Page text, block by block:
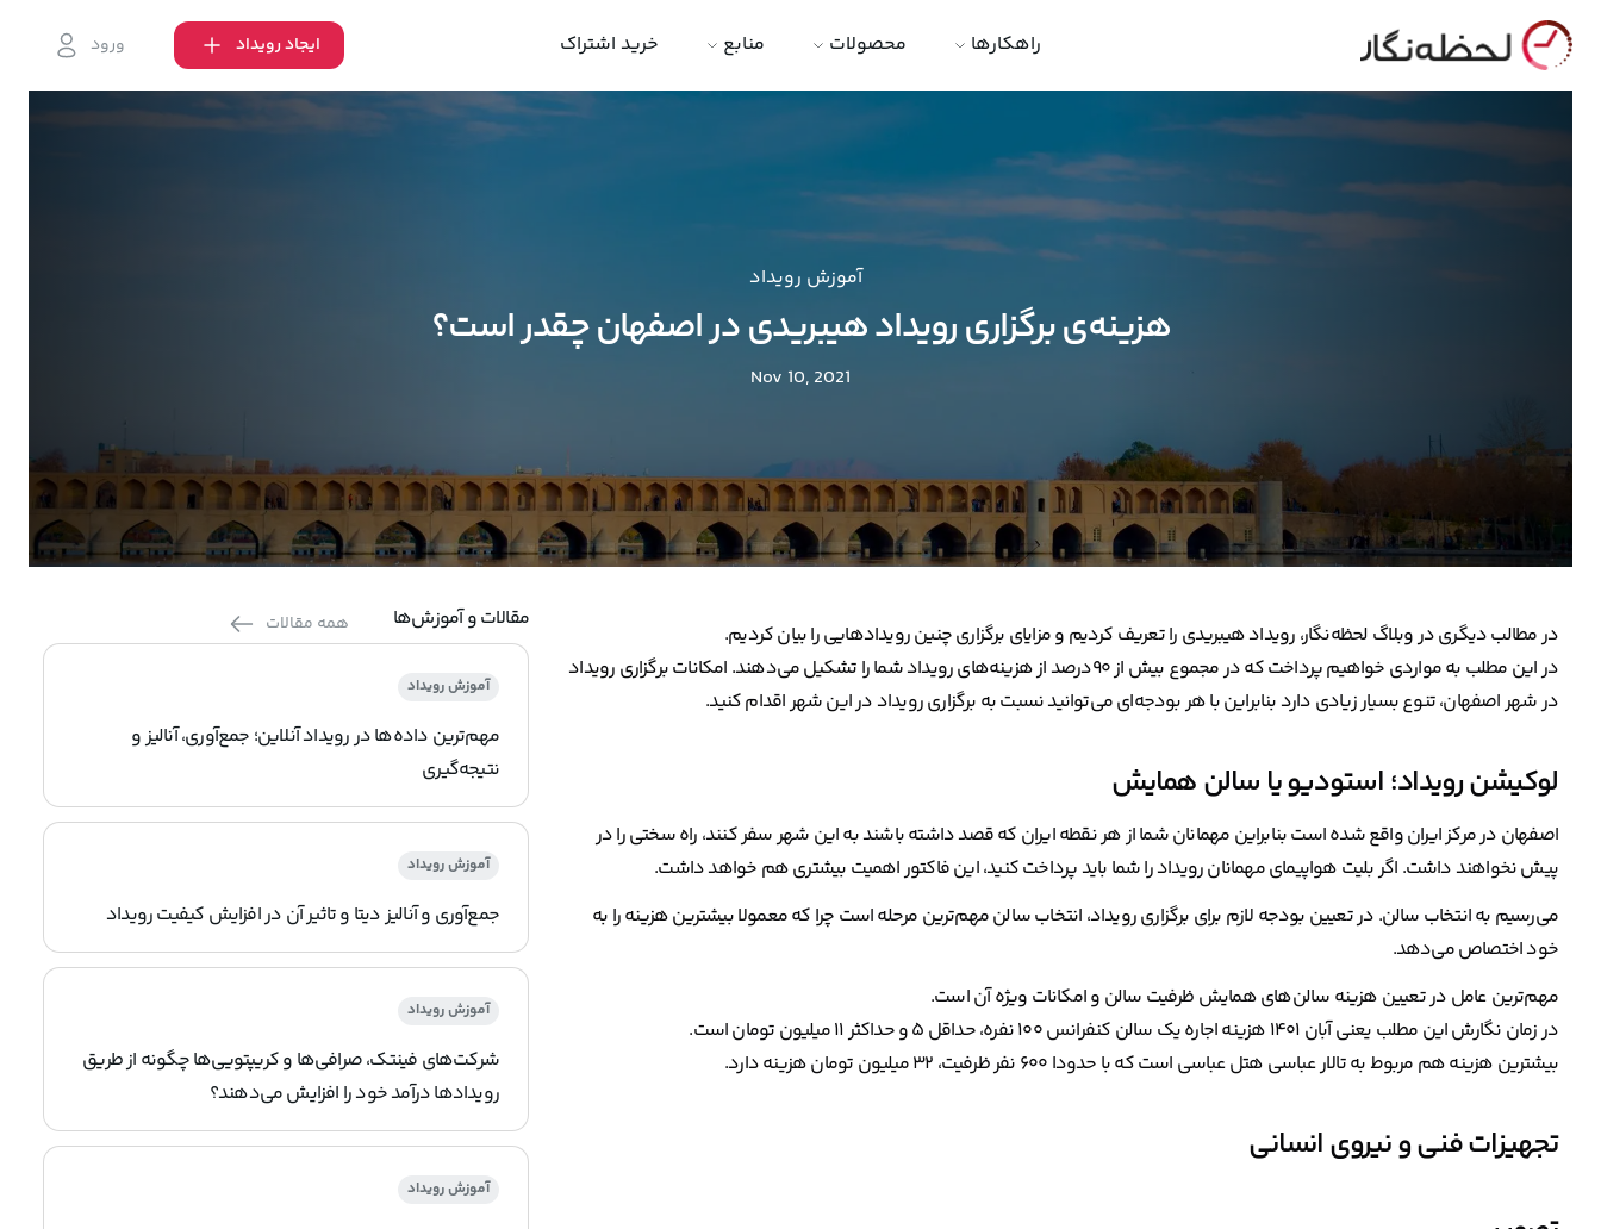
راهکارها محصولات منابع خرید اشتراک ایجاد رویداد ورود
آموزش رویداد
هزینه‌ی برگزاری رویداد هیبریدی در اصفهان چقدر است؟
Nov 10, 2021
در مطالب دیگری در وبلاگ لحظه‌نگار، رویداد هیبریدی را تعریف کردیم و مزایای برگزاری چنین رویدادهایی را بیان کردیم.
در این مطلب به مواردی خواهیم پرداخت که در مجموع بیش از ۹۰درصد از هزینه‌های رویداد شما را تشکیل می‌دهند. امکانات برگزاری رویداد
در شهر اصفهان، تنوع بسیار زیادی دارد بنابراین با هر بودجه‌ای می‌توانید نسبت به برگزاری رویداد در این شهر اقدام کنید.
لوکیشن رویداد؛ استودیو یا سالن همایش
اصفهان در مرکز ایران واقع شده است بنابراین مهمانان شما از هر نقطه ایران که قصد داشته باشند به این شهر سفر کنند، راه سختی را در
پیش نخواهند داشت. اگر بلیت هواپیمای مهمانان رویداد را شما باید پرداخت کنید، این فاکتور اهمیت بیشتری هم خواهد داشت.
می‌رسیم به انتخاب سالن. در تعیین بودجه لازم برای برگزاری رویداد، انتخاب سالن مهم‌ترین مرحله است چرا که معمولا بیشترین هزینه را به
خود اختصاص می‌دهد.
مهم‌ترین عامل در تعیین هزینه سالن‌های همایش ظرفیت سالن و امکانات ویژه آن است.
در زمان نگارش این مطلب یعنی آبان ۱۴۰۱ هزینه اجاره یک سالن کنفرانس ۱۰۰ نفره، حداقل ۵ و حداکثر ۱۱ میلیون تومان است.
بیشترین هزینه هم مربوط به تالار عباسی هتل عباسی است که با حدودا ۶۰۰ نفر ظرفیت، ۳۲ میلیون تومان هزینه دارد.
تجهیزات فنی و نیروی انسانی
مقالات و آموزش‌ها همه مقالات
آموزش رویداد
مهم‌ترین داده‌ها در رویداد آنلاین؛ جمع‌آوری، آنالیز و
نتیجه‌گیری
آموزش رویداد
جمع‌آوری و آنالیز دیتا و تاثیر آن در افزایش کیفیت رویداد
آموزش رویداد
شرکت‌های فینتک، صرافی‌ها و کریپتویی‌ها چگونه از طریق
رویدادها درآمد خود را افزایش می‌دهند؟
آموزش رویداد